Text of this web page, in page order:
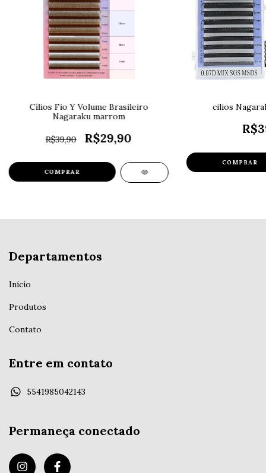
Cílios Fio Y Volume Brasileiro
Nagaraku marrom
R$39,90 R$29,90
COMPRAR
cilios
COMPRAR
Departamentos
Início
Produtos
Contato
Entre em contato
5541985042143
Permaneça conectado